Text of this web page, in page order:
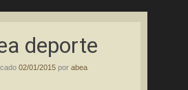
deporte
02/01/2015por abea